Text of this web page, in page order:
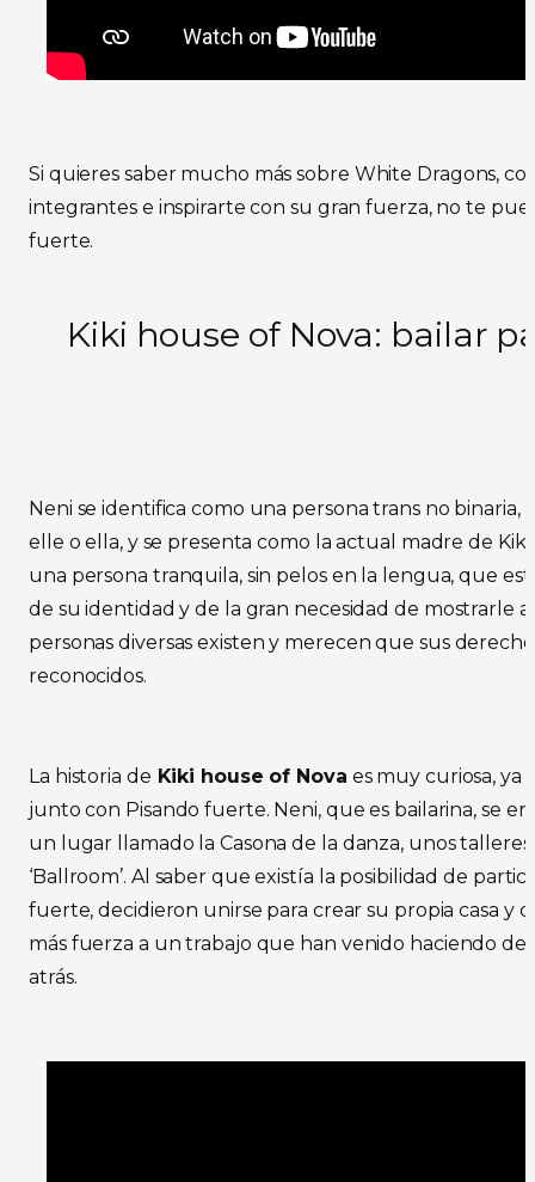
Si quieres saber mucho más sobre White Dragons,
integrantes e inspirarte con su gran fuerza, no te
fuerte.
Kiki house of Nova: bailar
Neni se identifica como una persona trans no binaria,
elle o ella, y se presenta como la actual madre de Kiki
una persona tranquila, sin pelos en la lengua, que
de su identidad y de la gran necesidad de mostrarle
personas diversas existen y merecen que sus
reconocidos.
La historia de Kiki house of Nova es muy curiosa, ya
junto con Pisando fuerte. Neni, que es bailarina, se
un lugar llamado la Casona de la danza, unos talleres
‘Ballroom’. Al saber que existía la posibilidad de
fuerte, decidieron unirse para crear su propia casa y
más fuerza a un trabajo que han venido haciendo
atrás.